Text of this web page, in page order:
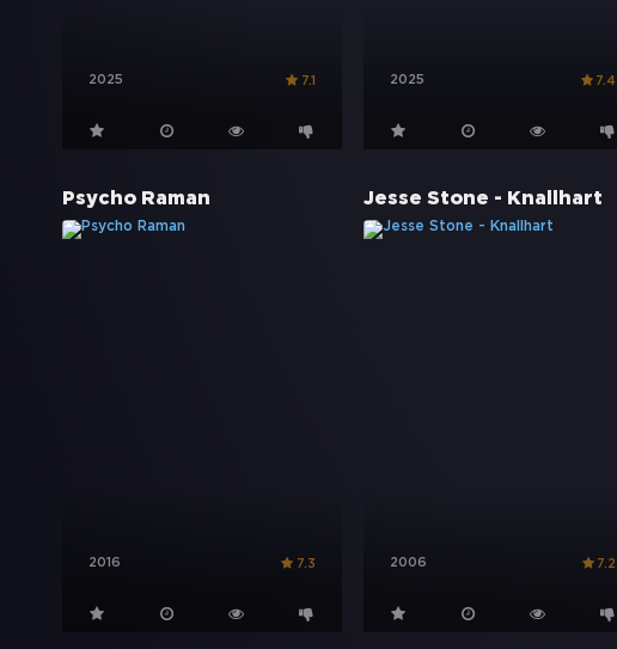
2025 7.1 2025 7.4
Psycho Raman
2016 7.3
Jesse Stone - Knallhart
2006 7.2